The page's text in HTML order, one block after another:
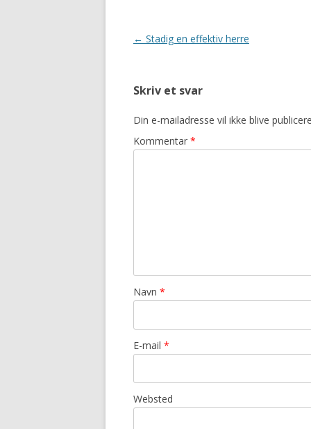
Indlægsnavigation
← Stadig en effektiv herre
Skriv et svar
Din e-mailadresse vil ikke blive
Kommentar *
Navn *
E-mail *
Websted